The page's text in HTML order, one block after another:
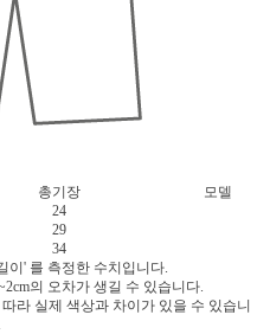
총기장
모델
24
29
34
이' 를 측정한 수치입니다.
의 오차가 생길 수 있습니다.
라 실제 색상과 차이가 있을 수 있습니